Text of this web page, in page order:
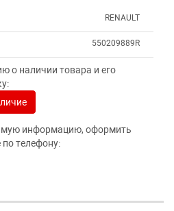
RENAULT
550209889R
о наличии товара и его
информацию, оформить
телефону: